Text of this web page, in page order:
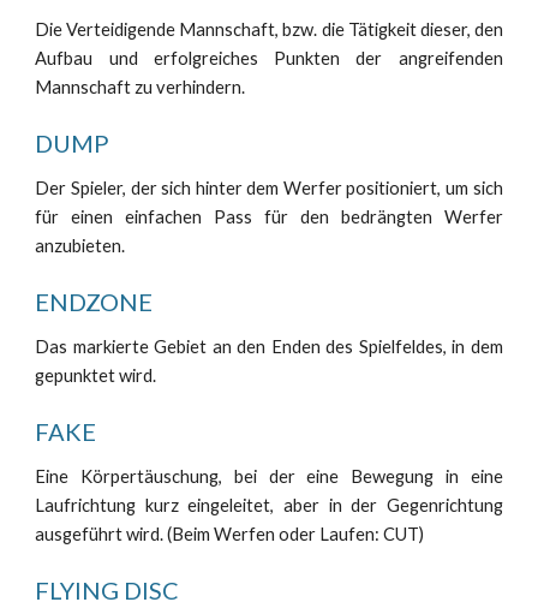
Die Verteidigende Mannschaft, bzw. die Tätigkeit dieser, den
Aufbau und erfolgreiches Punkten der angreifenden
Mannschaft zu verhindern.
DUMP
Der Spieler, der sich hinter dem Werfer positioniert, um sich
für einen einfachen Pass für den bedrängten Werfer
anzubieten.
ENDZONE
Das markierte Gebiet an den Enden des Spielfeldes, in dem
gepunktet wird.
FAKE
Eine Körpertäuschung, bei der eine Bewegung in eine
Laufrichtung kurz eingeleitet, aber in der Gegenrichtung
ausgeführt wird. (Beim Werfen oder Laufen: CUT)
FLYING DISC